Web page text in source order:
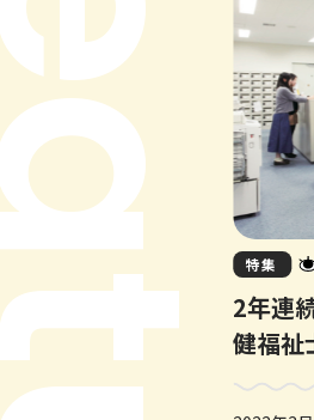
特集
2年連
健福祉